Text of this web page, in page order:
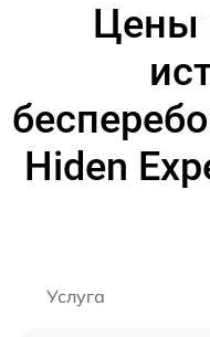
Цены
Hiden
Услуга